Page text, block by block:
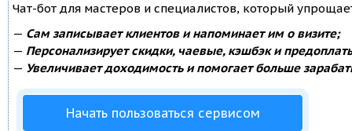
Чат-бот для мастеров и специалистов, который
— Сам записывает клиентов и напоминает им о визите;
— Персонализирует скидки, чаевые, кэшбэк и
— Увеличивает доходимость и помогает больше
Начать пользоваться сервисом